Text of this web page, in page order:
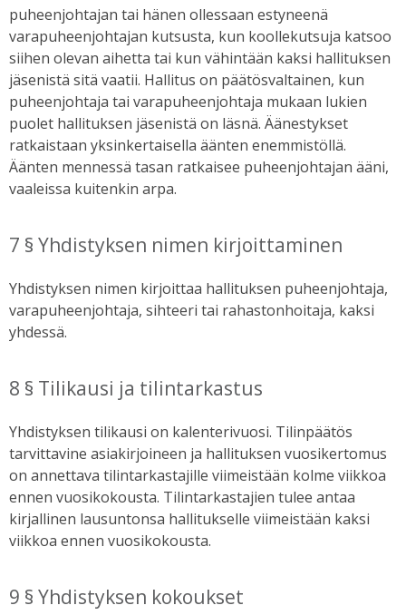
puheenjohtajan tai hänen ollessaan estyneenä
varapuheenjohtajan kutsusta, kun koollekutsuja katsoo
siihen olevan aihetta tai kun vähintään kaksi hallituksen
jäsenistä sitä vaatii. Hallitus on päätösvaltainen, kun
puheenjohtaja tai varapuheenjohtaja mukaan lukien
puolet hallituksen jäsenistä on läsnä. Äänestykset
ratkaistaan yksinkertaisella äänten enemmistöllä.
Äänten mennessä tasan ratkaisee puheenjohtajan ääni,
vaaleissa kuitenkin arpa.
7 § Yhdistyksen nimen kirjoittaminen
Yhdistyksen nimen kirjoittaa hallituksen puheenjohtaja,
varapuheenjohtaja, sihteeri tai rahastonhoitaja, kaksi
yhdessä.
8 § Tilikausi ja tilintarkastus
Yhdistyksen tilikausi on kalenterivuosi. Tilinpäätös
tarvittavine asiakirjoineen ja hallituksen vuosikertomus
on annettava tilintarkastajille viimeistään kolme viikkoa
ennen vuosikokousta. Tilintarkastajien tulee antaa
kirjallinen lausuntonsa hallitukselle viimeistään kaksi
viikkoa ennen vuosikokousta.
9 § Yhdistyksen kokoukset